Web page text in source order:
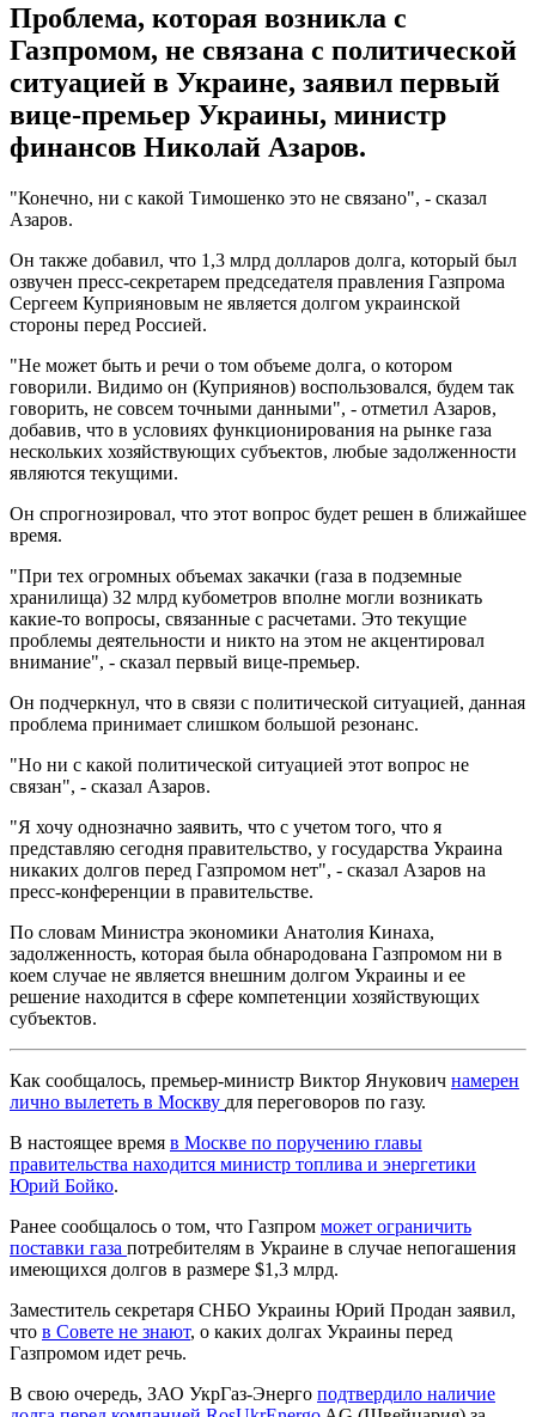
Проблема, которая возникла с
Газпромом, не связана с политической
ситуацией в Украине, заявил первый
вице-премьер Украины, министр
финансов Николай Азаров.
"Конечно, ни с какой Тимошенко это не связано", - сказал
Азаров.
Он также добавил, что 1,3 млрд долларов долга, который был
озвучен пресс-секретарем председателя правления Газпрома
Сергеем Куприяновым не является долгом украинской
стороны перед Россией.
"Не может быть и речи о том объеме долга, о котором
говорили. Видимо он (Куприянов) воспользовался, будем так
говорить, не совсем точными данными", - отметил Азаров,
добавив, что в условиях функционирования на рынке газа
нескольких хозяйствующих субъектов, любые задолженности
являются текущими.
Он спрогнозировал, что этот вопрос будет решен в ближайшее
время.
"При тех огромных объемах закачки (газа в подземные
хранилища) 32 млрд кубометров вполне могли возникать
какие-то вопросы, связанные с расчетами. Это текущие
проблемы деятельности и никто на этом не акцентировал
внимание", - сказал первый вице-премьер.
Он подчеркнул, что в связи с политической ситуацией, данная
проблема принимает слишком большой резонанс.
"Но ни с какой политической ситуацией этот вопрос не
связан", - сказал Азаров.
"Я хочу однозначно заявить, что с учетом того, что я
представляю сегодня правительство, у государства Украина
никаких долгов перед Газпромом нет", - сказал Азаров на
пресс-конференции в правительстве.
По словам Министра экономики Анатолия Кинаха,
задолженность, которая была обнародована Газпромом ни в
коем случае не является внешним долгом Украины и ее
решение находится в сфере компетенции хозяйствующих
субъектов.
Как сообщалось, премьер-министр Виктор Янукович намерен
лично вылететь в Москву для переговоров по газу.
В настоящее время в Москве по поручению главы
правительства находится министр топлива и энергетики
Юрий Бойко.
Ранее сообщалось о том, что Газпром может ограничить
поставки газа потребителям в Украине в случае непогашения
имеющихся долгов в размере $1,3 млрд.
Заместитель секретаря СНБО Украины Юрий Продан заявил,
что в Совете не знают, о каких долгах Украины перед
Газпромом идет речь.
В свою очередь, ЗАО УкрГаз-Энерго подтвердило наличие